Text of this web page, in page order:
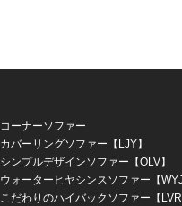
コーナーソファー
カバーリングソファー【LJY】
シンプルデザインソファー【OLV】
ウォーターヒヤシンスソファー【
こだわりのハイバックソファー【